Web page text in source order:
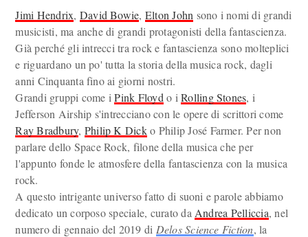
Jimi Hendrix, David Bowie, Elton John sono i nomi di grandi
musicisti, ma anche di grandi protagonisti della fantascienza.
Già perché gli intrecci tra rock e fantascienza sono molteplici
e riguardano un po' tutta la storia della musica rock, dagli
anni Cinquanta fino ai giorni nostri.
Grandi gruppi come iPink Floyd o iRolling Stones, i
Jefferson Airship s'intrecciano con le opere di scrittori come
Ray Bradbury, Philip K Dicko Philip José Farmer. Per non
parlare dello Space Rock, filone della musica che per
l'appunto fonde le atmosfere della fantascienza con la musica
rock.
A questo intrigante universo fatto di suoni e parole abbiamo
dedicato un corposo speciale, curato da Andrea Pelliccia, nel
numero di gennaio del 2019 di Delos Science Fiction, la